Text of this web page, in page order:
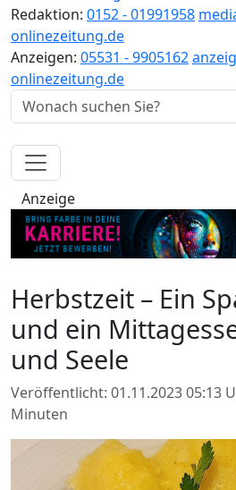
Redaktion: 0152 - 01991958
onlinezeitung.de
Anzeigen: 05531 - 9905162
onlinezeitung.de
Anzeige
Herbstzeit – Ein
und ein
und Seele
Veröffentlicht: 01.11.2023 05:13
Minuten